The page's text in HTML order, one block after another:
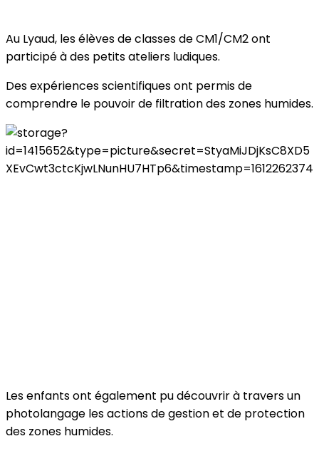
Au Lyaud, les élèves de classes de CM1/CM2 ont
participé à des petits ateliers ludiques.
Des expériences scientifiques ont permis de
comprendre le pouvoir de filtration des zones humides.
Les enfants ont également pu découvrir à travers un
photolangage les actions de gestion et de protection
des zones humides.